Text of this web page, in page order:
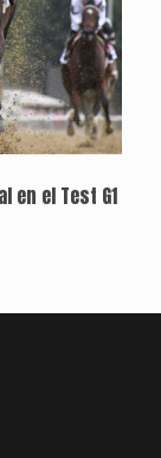
el Test G1